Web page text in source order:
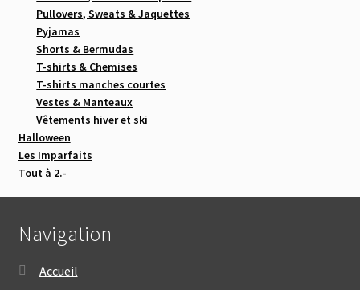
Pullovers, Sweats & Jaquettes
Pyjamas
Shorts & Bermudas
T-shirts & Chemises
T-shirts manches courtes
Vestes & Manteaux
Vêtements hiver et ski
Halloween
Les Imparfaits
Tout à 2.-
Navigation
Accueil